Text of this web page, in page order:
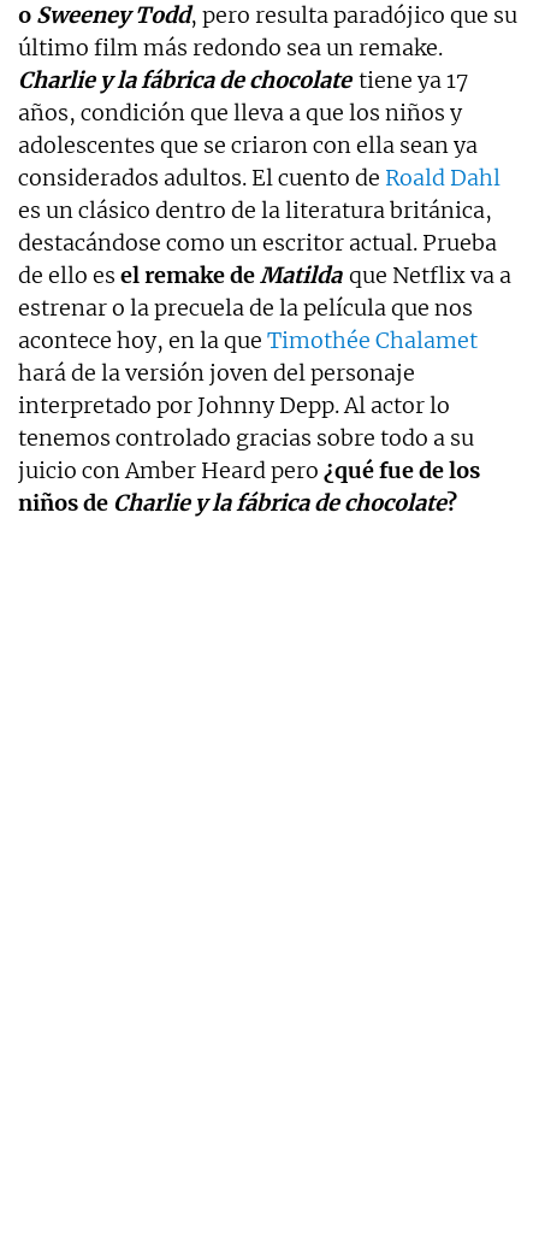
o Sweeney Todd, pero resulta paradójico que su
último film más redondo sea un remake.
Charlie y la fábrica de chocolate tiene ya 17
años, condición que lleva a que los niños y
adolescentes que se criaron con ella sean ya
considerados adultos. El cuento de Roald Dahl
es un clásico dentro de la literatura británica,
destacándose como un escritor actual. Prueba
de ello es el remake deMatilda que Netflix va a
estrenar o la precuela de la película que nos
acontece hoy, en la que Timothée Chalamet
hará de la versión joven del personaje
interpretado por Johnny Depp. Al actor lo
tenemos controlado gracias sobre todo a su
juicio con Amber Heard pero ¿qué fue de los
niños de Charlie y la fábrica de chocolate?